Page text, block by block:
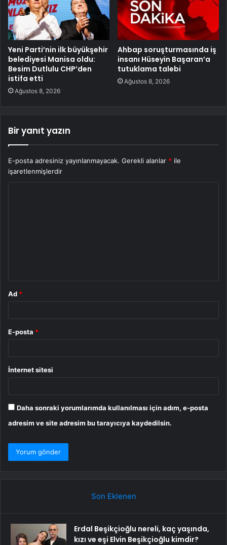
Yeni Parti’nin ilk büyükşehir
belediyesi Manisa oldu:
Besim Dutlulu CHP’den
istifa etti
Ağustos 8, 2026
Ahbap soruşturmasında iş
insanı Hüseyin Başaran’a
tutuklama talebi
Ağustos 8, 2026
Bir yanıt yazın
E-posta adresiniz yayınlanmayacak. Gerekli alanlar * ile
işaretlenmişlerdir
Ad *
E-posta *
İnternet sitesi
Daha sonraki yorumlarımda kullanılması için adım, e-posta
adresim ve site adresim bu tarayıcıya kaydedilsin.
Son Eklenen
Erdal Beşikçioğlu nereli, kaç yaşında,
kızı ve eşi Elvin Beşikçioğlu kimdir?